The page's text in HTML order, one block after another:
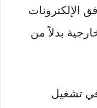
الإلكترونات
بدلاً من
في تشغيل